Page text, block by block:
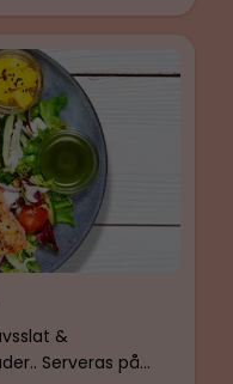
Fetaost. Rätten
&
Serveras på